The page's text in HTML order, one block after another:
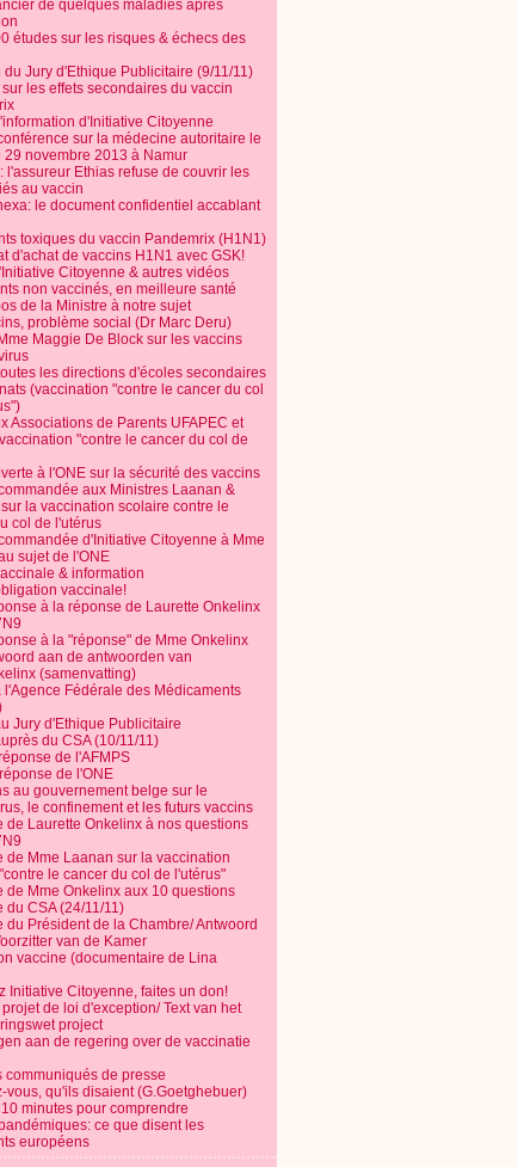
de quelques maladies après
études sur les risques & échecs des
du Jury d'Ethique Publicitaire (9/11/11)
sur les effets secondaires du vaccin
d'Initiative Citoyenne
sur la médecine autoritaire le
29 novembre 2013 à Namur
l'assureur Ethias refuse de couvrir les
au vaccin
le document confidentiel accablant
toxiques du vaccin Pandemrix (H1N1)
d'achat de vaccins H1N1 avec GSK!
Citoyenne & autres vidéos
non vaccinés, en meilleure santé
de la Ministre à notre sujet
problème social (Dr Marc Deru)
Maggie De Block sur les vaccins
les directions d'écoles secondaires
(vaccination "contre le cancer du col
Associations de Parents UFAPEC et
"contre le cancer du col de
à l'ONE sur la sécurité des vaccins
aux Ministres Laanan &
la vaccination scolaire contre le
col de l'utérus
d'Initiative Citoyenne à Mme
sujet de l'ONE
& information
vaccinale!
à la réponse de Laurette Onkelinx
à la "réponse" de Mme Onkelinx
aan de antwoorden van
(samenvatting)
l'Agence Fédérale des Médicaments
Jury d'Ethique Publicitaire
du CSA (10/11/11)
de l'AFMPS
de l'ONE
au gouvernement belge sur le
le confinement et les futurs vaccins
de Laurette Onkelinx à nos questions
de Mme Laanan sur la vaccination
le cancer du col de l'utérus"
de Mme Onkelinx aux 10 questions
du CSA (24/11/11)
du Président de la Chambre/ Antwoord
van de Kamer
vaccine (documentaire de Lina
Initiative Citoyenne, faites un don!
projet de loi d'exception/ Text van het
project
aan de regering over de vaccinatie
communiqués de presse
vous, qu'ils disaient (G.Goetghebuer)
minutes pour comprendre
ce que disent les
européens